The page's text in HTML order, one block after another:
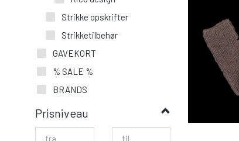
Strikke opskrifter
Strikketilbehør
GAVEKORT
% SALE %
BRANDS
Prisniveau